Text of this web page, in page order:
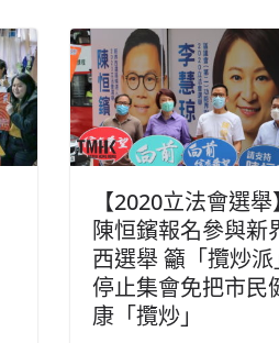
【2020立法會選舉】
陳恒鑌報名參與新
西選舉 籲「攬炒派
停止集會免把市民
康「攬炒」